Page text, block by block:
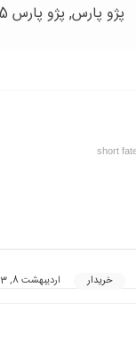
پژو پارس, پژو پارس TU5
short
خریدار اردیبهشت 8, 1403